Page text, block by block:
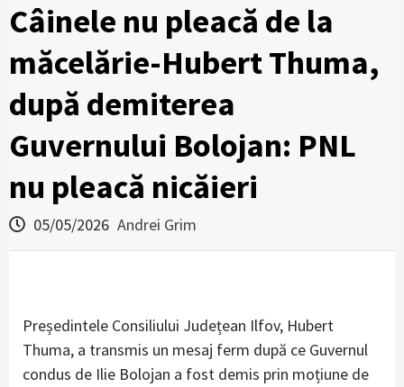
Câinele nu pleacă de la
măcelărie-Hubert Thuma,
după demiterea
Guvernului Bolojan: PNL
nu pleacă nicăieri
05/05/2026 Andrei Grim
Președintele Consiliului Județean Ilfov, Hubert
Thuma, a transmis un mesaj ferm după ce Guvernul
condus de Ilie Bolojan a fost demis prin moțiune de